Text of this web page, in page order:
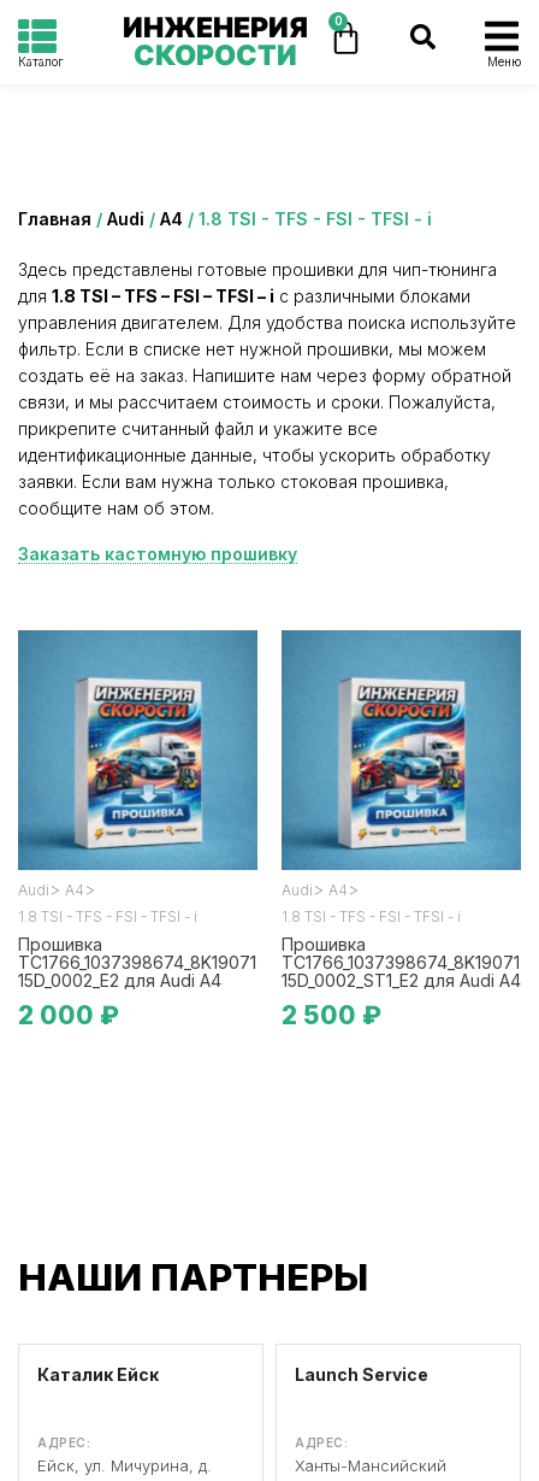
Каталог
ИНЖЕНЕРИЯ
СКОРОСТИ
0
Меню
Главная / Audi / A4 / 1.8 TSI - TFS - FSI - TFSI - i
Здесь представлены готовые прошивки для чип-тюнинга
для 1.8 TSI – TFS – FSI – TFSI – i с различными блоками
управления двигателем. Для удобства поиска используйте
фильтр. Если в списке нет нужной прошивки, мы можем
создать её на заказ. Напишите нам через форму обратной
связи, и мы рассчитаем стоимость и сроки. Пожалуйста,
прикрепите считанный файл и укажите все
идентификационные данные, чтобы ускорить обработку
заявки. Если вам нужна только стоковая прошивка,
сообщите нам об этом.
Заказать кастомную прошивку
Audi > A4 >
1.8 TSI - TFS - FSI - TFSI - i
Прошивка
TC1766_1037398674_8K19071
15D_0002_E2 для Audi A4
2 000 ₽
Audi > A4 >
1.8 TSI - TFS - FSI - TFSI - i
Прошивка
TC1766_1037398674_8K19071
15D_0002_ST1_E2 для Audi A4
2 500 ₽
НАШИ ПАРТНЕРЫ
Каталик Ейск
АДРЕС:
Ейск, ул. Мичурина, д.
Launch Service
АДРЕС:
Ханты-Мансийский